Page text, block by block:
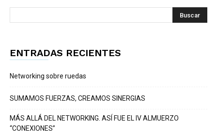
ENTRADAS RECIENTES
Networking sobre ruedas
SUMAMOS FUERZAS, CREAMOS SINERGIAS
MÁS ALLÁ DEL NETWORKING. ASÍ FUE EL IV ALMUERZO
“CONEXIONES”